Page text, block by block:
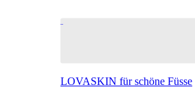
LOVASKIN für schöne Füsse